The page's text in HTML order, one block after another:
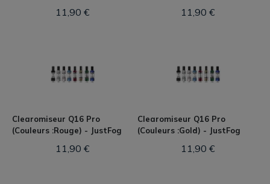
11,90 € 11,90 €
Clearomiseur Q16 Pro
(Couleurs :Rouge) - JustFog
11,90 €
Clearomiseur Q16 Pro
(Couleurs :Gold) - JustFog
11,90 €